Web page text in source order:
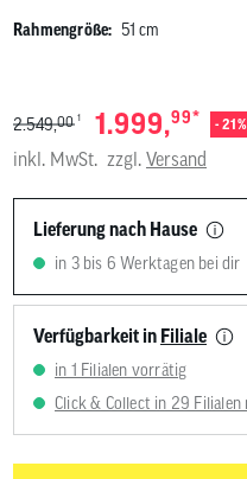
Rahmengröße: 51 cm
2.549,00 1 1.999,99* - 21%
inkl. MwSt. zzgl. Versand
Lieferung nach Hause
in 3 bis 6 Werktagen bei dir
Verfügbarkeit in Filiale
in 1 Filialen vorrätig
Click & Collect in 29 Filialen